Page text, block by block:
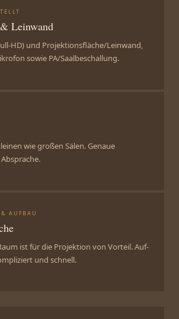
Leinwand
HD) und Projektionsfläche/Leinwand,
sowie PA/Saalbeschallung.
wie großen Sälen. Genaue
AUFBAU
ist für die Projektion von Vorteil. Auf-
und schnell.